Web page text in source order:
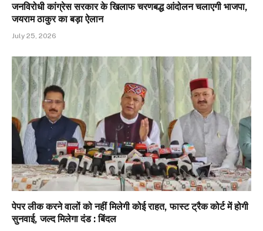
जनविरोधी कांग्रेस सरकार के खिलाफ चरणबद्ध आंदोलन चलाएगी भाजपा,
जयराम ठाकुर का बड़ा ऐलान
July 25, 2026
पेपर लीक करने वालों को नहीं मिलेगी कोई राहत, फास्ट ट्रैक कोर्ट में होगी
सुनवाई, जल्द मिलेगा दंड : बिंदल